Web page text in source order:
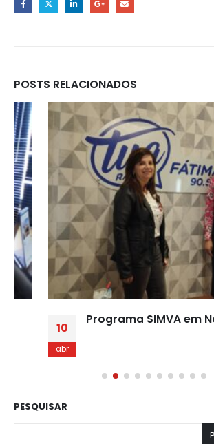
Programa SIMVA em
PESQUISAR